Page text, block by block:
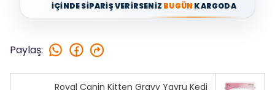
İÇİNDE SİPARİŞ VERİRSENİZ BUGÜN KARGODA
Paylaş:
Royal Canin Kitten Gravy Yavru Kedi